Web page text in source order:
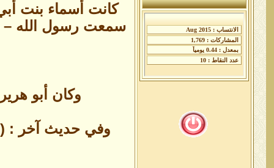
كانت أسماء بنت
سمعت رسول الله –
وكان أبو
وفي حديث آخر : (